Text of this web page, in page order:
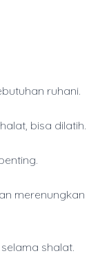
ruhani.
bisa dilatih.
merenungkan
shalat.